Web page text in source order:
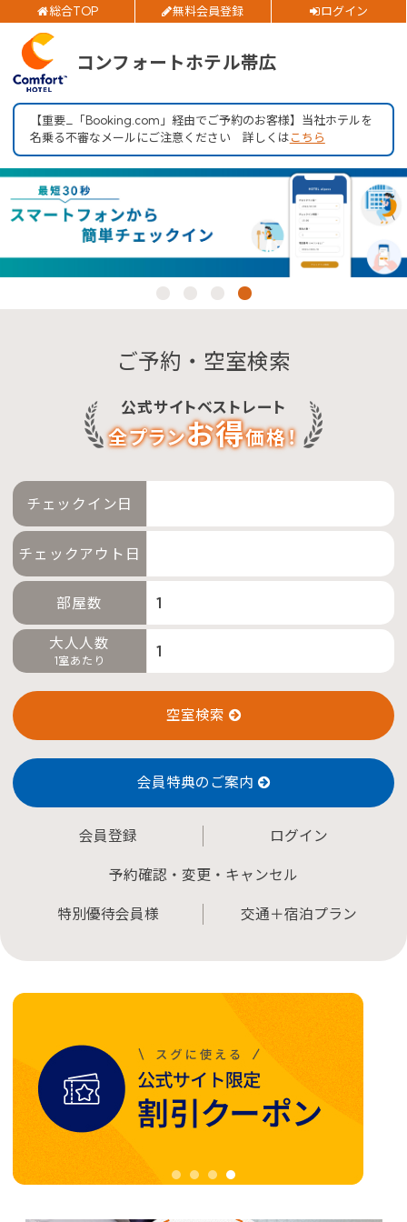
総合TOP 無料会員登録 ログイン
コンフォートホテル帯広
チェックイン日
チェックアウト日
部屋数
大人人数
1室あたり
空室検索
会員登録 ログイン
予約確認・変更・キャンセル
特別優待会員様 交通＋宿泊プラン
【重要_「Booking.com」経由でご予約のお客様】当社ホテルを
名乗る不審なメールにご注意ください 詳しくはこちら
ご予約・空室検索
公式サイトベストレート
全プランお得価格！
チェックイン日
チェックアウト日
部屋数
大人人数
1室あたり
空室検索
会員特典のご案内
会員登録 ログイン
予約確認・変更・キャンセル
特別優待会員様 交通＋宿泊プラン